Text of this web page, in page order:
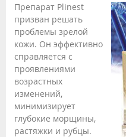
Препарат Plinest
призван решать
проблемы зрелой
кожи. Он эффективно
справляется с
проявлениями
возрастных
изменений,
минимизирует
глубокие морщины,
растяжки и рубцы.